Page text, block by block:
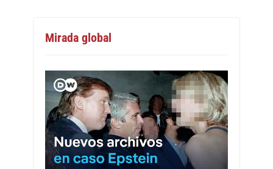
Mirada global